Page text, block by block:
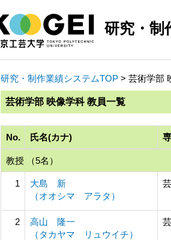
研究・制
研究・制作業績システムTOP > 芸術学部
芸術学部 映像学科 教員一覧
No. 氏名(カナ)
教授 （5名）
1
大島 新
（オオシマ アラタ）
2
高山 隆一
（タカヤマ リュウイチ）